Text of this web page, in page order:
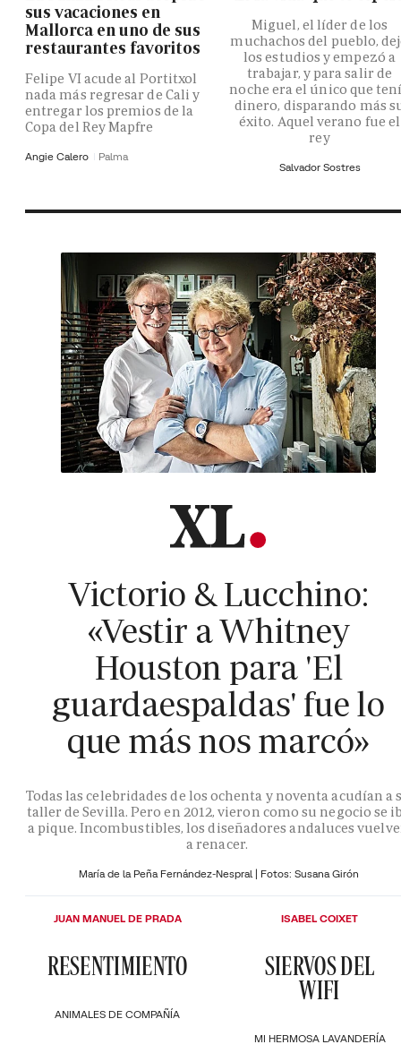
sus vacaciones en
Mallorca en uno de sus
restaurantes favoritos
Felipe VI acude al Portitxol
nada más regresar de Cali y
entregar los premios de la
Copa del Rey Mapfre
Angie Calero Palma
Miguel, el líder de los
muchachos del pueblo,
los estudios y empezó a
trabajar, y para salir de
noche era el único que
dinero, disparando más
éxito. Aquel verano fue el
rey
Salvador Sostres
Victorio & Lucchino:
«Vestir a Whitney
Houston para 'El
guardaespaldas' fue lo
que más nos marcó»
Todas las celebridades de los ochenta y noventa acudían a
taller de Sevilla. Pero en 2012, vieron como su negocio se
a pique. Incombustibles, los diseñadores andaluces
a renacer.
María de la Peña Fernández-Nespral | Fotos: Susana Girón
ANIMALES DE COMPAÑÍA
RESENTIMIENTO
JUAN MANUEL DE PRADA
MI HERMOSA LAVANDERÍA
SIERVOS DEL
WIFI
ISABEL COIXET